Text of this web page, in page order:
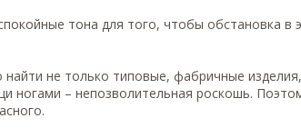
тона для того, чтобы обстановка
не только типовые, фабричные
ногами – непозволительная роскошь.